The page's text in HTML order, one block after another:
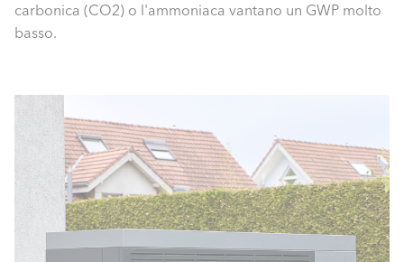
carbonica (CO2) o l'ammoniaca vantano un GWP molto
basso.